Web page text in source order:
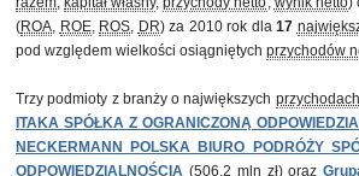
(ROA, ROE, ROS, DR) za 2010 rok dla 17
pod względem wielkości osiągniętych przychodów
Trzy podmioty z branży o największych
ITAKA SPÓŁKA Z OGRANICZONĄ
NECKERMANN POLSKA BIURO PODRÓŻY
ODPOWIEDZIALNOŚCIĄ (506,2 mln zł) oraz